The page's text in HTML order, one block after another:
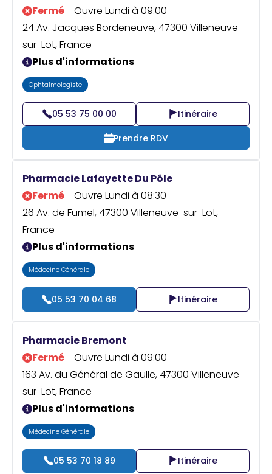
Fermé- Ouvre Lundi à 09:00
24 Av. Jacques Bordeneuve, 47300 Villeneuve-
sur-Lot, France
Plus d'informations
Ophtalmologiste
05 53 75 00 00
Itinéraire
Prendre RDV
Pharmacie Lafayette Du Pôle
Fermé- Ouvre Lundi à 08:30
26 Av. de Fumel, 47300 Villeneuve-sur-Lot,
France
Plus d'informations
Médecine Générale
05 53 70 04 68 Itinéraire
Pharmacie Bremont
Fermé- Ouvre Lundi à 09:00
163 Av. du Général de Gaulle, 47300 Villeneuve-
sur-Lot, France
Plus d'informations
Médecine Générale
05 53 70 18 89 Itinéraire